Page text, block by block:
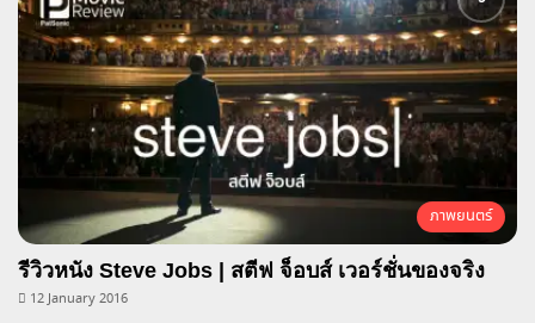
ภาพยนตร์
รีวิวหนัง Steve Jobs | สตีฟ จ็อบส์ เวอร์ชั่นของจริง
12 January 2016